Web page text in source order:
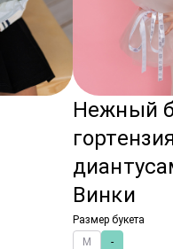
Нежный
Винки
Размер букета
M
-